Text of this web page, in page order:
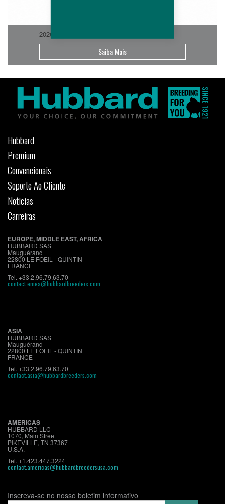
2026-06
Saiba Mais
Hubbard
Premium
Convencionais
Soporte Ao Cliente
Noticias
Carreiras
EUROPE, MIDDLE EAST, AFRICA
HUBBARD SAS
Mauguérand
22800 LE FOEIL - QUINTIN
FRANCE
Tel. +33.2.96.79.63.70
contact.emea@hubbardbreeders.com
ASIA
HUBBARD SAS
Mauguérand
22800 LE FOEIL - QUINTIN
FRANCE
Tel. +33.2.96.79.63.70
contact.asia@hubbardbreeders.com
AMERICAS
HUBBARD LLC
1070, Main Street
PIKEVILLE, TN 37367
U.S.A.
Tel. +1.423.447.3224
contact.americas@hubbardbreedersusa.com
Inscreva-se no nosso boletim informativo